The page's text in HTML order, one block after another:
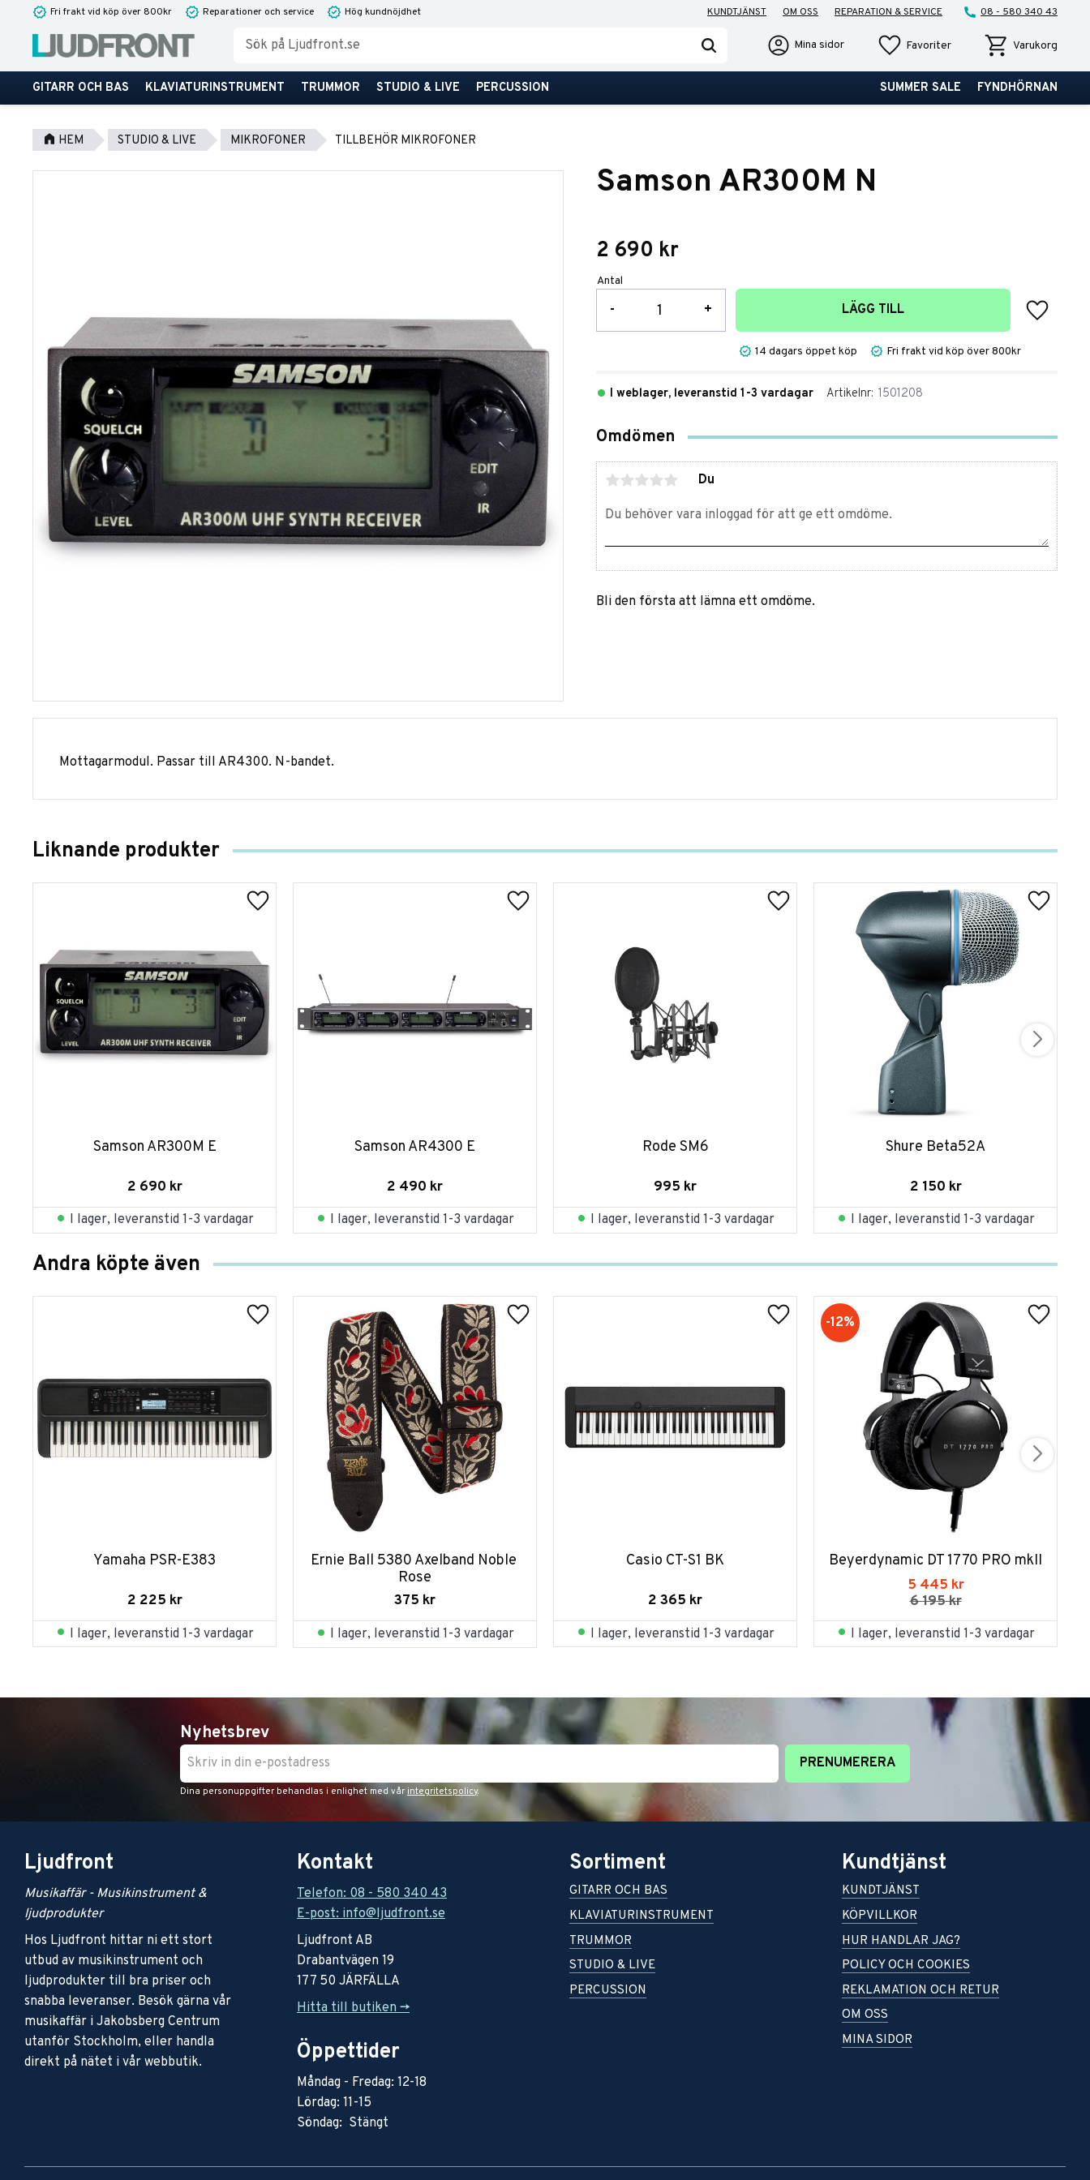
Fri frakt vid köp över 800kr Reparationer och service Hög kundnöjdhet KUNDTJÄNST OM OSS REPARATION & SERVICE 08 - 580 340 43
Mina sidor FavoriterFavoriter KundvagnVarukorg
GITARR OCH BAS KLAVIATURINSTRUMENT TRUMMOR STUDIO & LIVE PERCUSSION SUMMER SALE FYNDHÖRNAN
HEM STUDIO & LIVE MIKROFONER TILLBEHÖR MIKROFONER
Samson AR300M N
2 690 kr
Antal
+
- LÄGG TILL
Lägg till
14 dagars öppet köp Fri frakt vid köp över 800kr
I weblager, leveranstid 1-3 vardagar Artikelnr 1501208
Omdömen
Du
Bli den första att lämna ett omdöme.
Mottagarmodul. Passar till AR4300. N-bandet.
Liknande produkter
Samson AR300M E
2 690 kr
I lager, leveranstid 1-3 vardagar
Samson AR4300 E
2 490 kr
I lager, leveranstid 1-3 vardagar
Rode SM6
995 kr
I lager, leveranstid 1-3 vardagar
Shure Beta52A
2 150 kr
I lager, leveranstid 1-3 vardagar
Andra köpte även
Yamaha PSR-E383
2 225 kr
I lager, leveranstid 1-3 vardagar
Ernie Ball 5380 Axelband Noble
Rose
375 kr
I lager, leveranstid 1-3 vardagar
Casio CT-S1 BK
2 365 kr
I lager, leveranstid 1-3 vardagar
Beyerdynamic DT 1770 PRO mkII
5 445 kr
6 195kr
12%
I lager, leveranstid 1-3 vardagar
Nyhetsbrev
PRENUMERERA
Dina personuppgifter behandlas i enlighet med vår integritetspolicy.
Ljudfront
Musikaffär - Musikinstrument &
ljudprodukter
Hos Ljudfront hittar ni ett stort
utbud av musikinstrument och
ljudprodukter till bra priser och
snabba leveranser. Besök gärna vår
musikaffär i Jakobsberg Centrum
utanför Stockholm, eller handla
direkt på nätet i vår webbutik.
Kontakt
Telefon: 08 - 580 340 43
E-post: info@ljudfront.se
Ljudfront AB
Drabantvägen 19
177 50 JÄRFÄLLA
Hitta till butiken ->
Öppettider
Måndag - Fredag: 12-18
Lördag: 11-15
Söndag: Stängt
Sortiment
GITARR OCH BAS
KLAVIATURINSTRUMENT
TRUMMOR
STUDIO & LIVE
PERCUSSION
Kundtjänst
KUNDTJÄNST
KÖPVILLKOR
HUR HANDLAR JAG?
POLICY OCH COOKIES
REKLAMATION OCH RETUR
OM OSS
MINA SIDOR